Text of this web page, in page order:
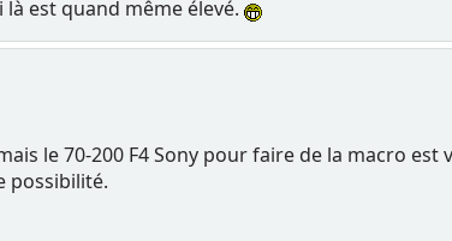
est quand même élevé.
le 70-200 F4 Sony pour faire de la macro
possibilité.